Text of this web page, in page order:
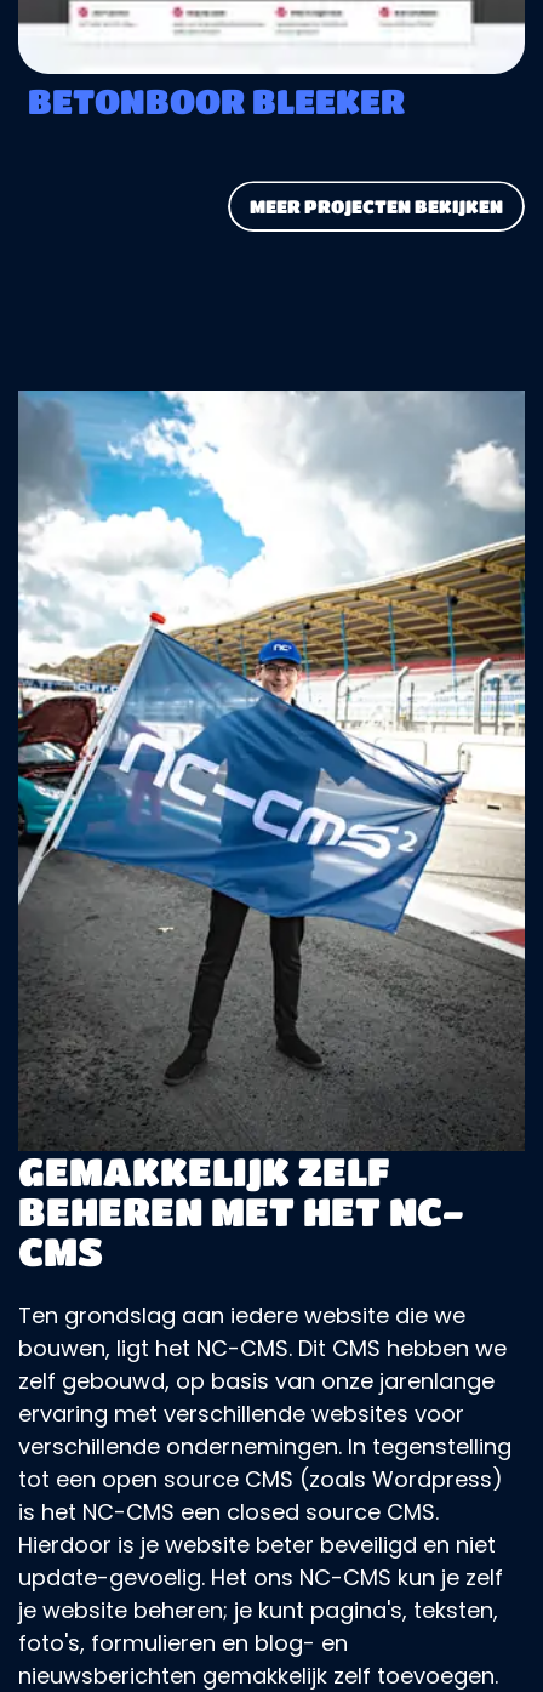
BETONBOOR BLEEKER
MEER PROJECTEN BEKIJKEN
GEMAKKELIJK ZELF
BEHEREN MET HET NC-
CMS
Ten grondslag aan iedere website die we
bouwen, ligt het NC-CMS. Dit CMS hebben we
zelf gebouwd, op basis van onze jarenlange
ervaring met verschillende websites voor
verschillende ondernemingen. In tegenstelling
tot een open source CMS (zoals Wordpress)
is het NC-CMS een closed source CMS.
Hierdoor is je website beter beveiligd en niet
update-gevoelig. Het ons NC-CMS kun je zelf
je website beheren; je kunt pagina's, teksten,
foto's, formulieren en blog- en
nieuwsberichten gemakkelijk zelf toevoegen.